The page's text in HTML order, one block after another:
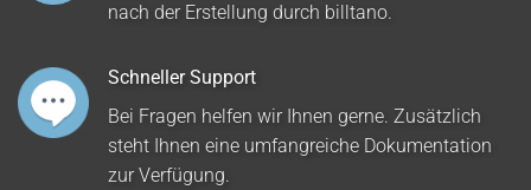
nach der Erstellung durch billtano.
Schneller Support
Bei Fragen helfen wir Ihnen gerne. Zusätzlich
steht Ihnen eine umfangreiche Dokumentation
zur Verfügung.